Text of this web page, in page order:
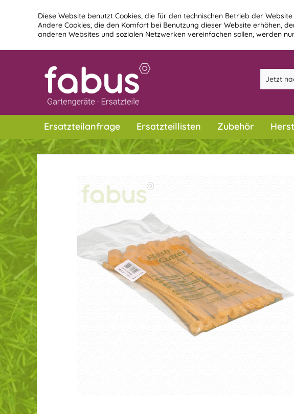
Diese Website benutzt Cookies, die für den technischen Betrieb der
Andere Cookies, die den Komfort bei Benutzung dieser Website erhöhen,
anderen Websites und sozialen Netzwerken vereinfachen sollen, werden
Ersatzteilanfrage Ersatzteillisten Zubehör